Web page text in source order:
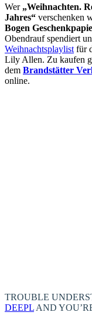
Wer „Weihnachten.
Jahres“ verschenken
Bogen
Obendrauf spendiert
Weihnachtsplaylist für
Lily Allen. Zu kaufen
dem Brandstätter
online.
TROUBLE
DEEPL AND